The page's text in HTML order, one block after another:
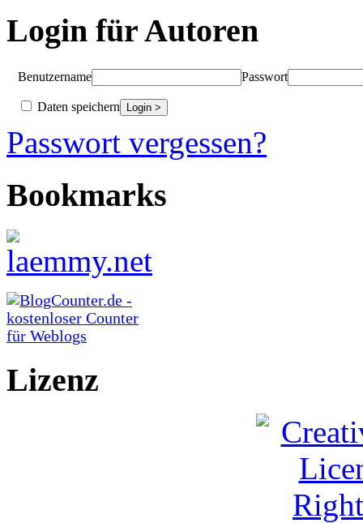
Login für Autoren
Benutzername Passwort
Daten speichern
Passwort vergessen?
Bookmarks
Lizenz